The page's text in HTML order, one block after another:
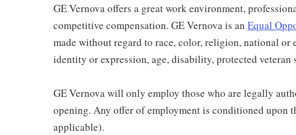
GE Vernova offers a great work environment,
competitive compensation. GE Vernova is an Equal
made without regard to race, color, religion, national
identity or expression, age, disability, protected
GE Vernova will only employ those who are legally
opening. Any offer of employment is conditioned upon
applicable).